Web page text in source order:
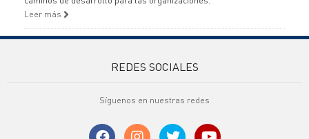
Leer más
REDES SOCIALES
Síguenos en nuestras redes